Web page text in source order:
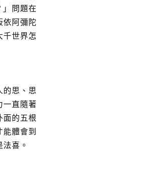
問題在
依阿彌陀
千世界怎
的思、思
一直隨著
面的五根
體會到
喜。